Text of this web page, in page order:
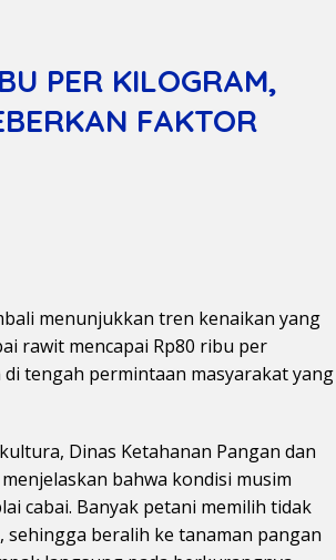
PER KILOGRAM,
FAKTOR
menunjukkan tren kenaikan yang
rawit mencapai Rp80 ribu per
tengah permintaan masyarakat yang
Dinas Ketahanan Pangan dan
bahwa kondisi musim
cabai. Banyak petani memilih tidak
beralih ke tanaman pangan